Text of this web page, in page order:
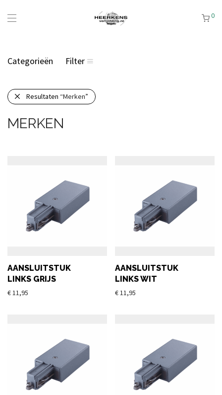
0
Categorieën Filter
Resultaten “Merken”
MERKEN
AANSLUITSTUK
LINKS GRIJS
€11,95
AANSLUITSTUK
LINKS WIT
€11,95